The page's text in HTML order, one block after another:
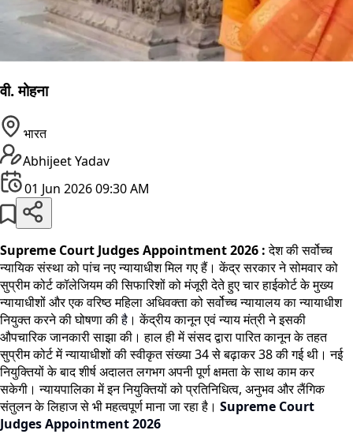
वी. मोहना
भारत
Abhijeet Yadav
01 Jun 2026 09:30 AM
Supreme Court Judges Appointment 2026 :देश की सर्वोच्च
न्यायिक संस्था को पांच नए न्यायाधीश मिल गए हैं। केंद्र सरकार ने सोमवार को
सुप्रीम कोर्ट कॉलेजियम की सिफारिशों को मंजूरी देते हुए चार हाईकोर्ट के मुख्य
न्यायाधीशों और एक वरिष्ठ महिला अधिवक्ता को सर्वोच्च न्यायालय का न्यायाधीश
नियुक्त करने की घोषणा कीहै । केंद्रीय कानून एवं न्याय मंत्री ने इसकी
औपचारिक जानकारी साझा की। हाल ही में संसद द्वारा पारित कानून के तहत
सुप्रीम कोर्ट में न्यायाधीशों की स्वीकृत संख्या 34 से बढ़ाकर 38 की गई थी। नई
नियुक्तियों के बाद शीर्ष अदालत लगभग अपनी पूर्ण क्षमता के साथ काम कर
सकेगी। न्यायपालिका में इन नियुक्तियों को प्रतिनिधित्व, अनुभव और लैंगिक
संतुलन के लिहाज से भी महत्वपूर्ण माना जा रहा है। Supreme Court
Judges Appointment 2026